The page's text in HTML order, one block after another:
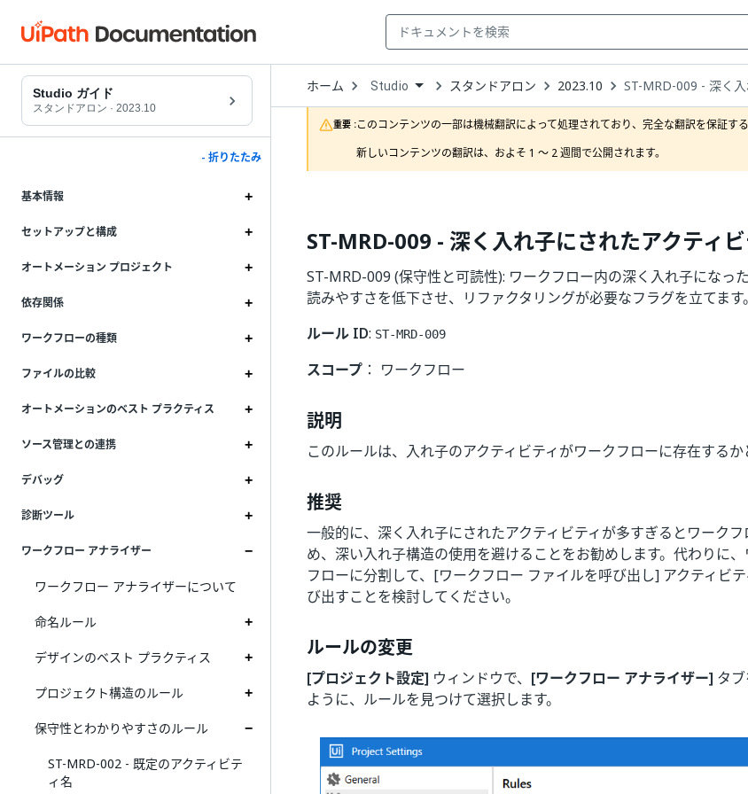
Studio ガイド
スタンドアロン · 2023.10
- 折りたたみ
基本情報
セットアップと構成
オートメーション プロジェクト
依存関係
ワークフローの種類
ファイルの比較
オートメーションのベスト プラクティス
ソース管理との連携
デバッグ
診断ツール
ワークフロー アナライザー
ワークフロー アナライザーについて
命名ルール
デザインのベスト プラクティス
プロジェクト構造のルール
保守性とわかりやすさのルール
ST-MRD-002 - 既定のアクティビテ
ィ名
ホーム Open
Dropdown
to
choose
product
Studio スタンドアロン 2023.10 ST-MRD-009 - 深く
重要 :このコンテンツの一部は機械翻訳によって処理されており、完全な翻訳を保証す
新しいコンテンツの翻訳は、およそ 1 ～ 2 週間で公開されます。
ST-MRD-009 - 深く入れ子にされたアクティ
ST-MRD-009 (保守性と可読性): ワークフロー内の深く入れ子になっ
読みやすさを低下させ、リファクタリングが必要なフラグを立てます。
ルール ID: ST-MRD-009
スコープ ： ワークフロー
説明
このルールは、入れ子のアクティビティがワークフローに存在するか
推奨
一般的に、深く入れ子にされたアクティビティが多すぎるとワーク
め、深い入れ子構造の使用を避けることをお勧めします。代わりに
フローに分割して、[ワークフロー ファイルを呼び出し] アクティビ
び出すことを検討してください。
ルールの変更
[プロジェクト設定] ウィンドウで、 [ワークフロー アナライザー] タ
ように、ルールを見つけて選択します。